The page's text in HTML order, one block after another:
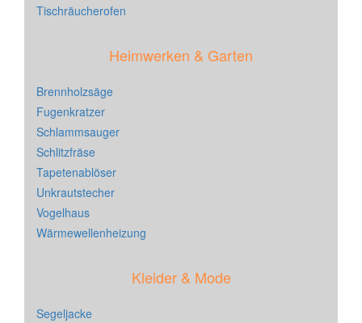
Tischräucherofen
Heimwerken & Garten
Brennholzsäge
Fugenkratzer
Schlammsauger
Schlitzfräse
Tapetenablöser
Unkrautstecher
Vogelhaus
Wärmewellenheizung
Kleider & Mode
Segeljacke